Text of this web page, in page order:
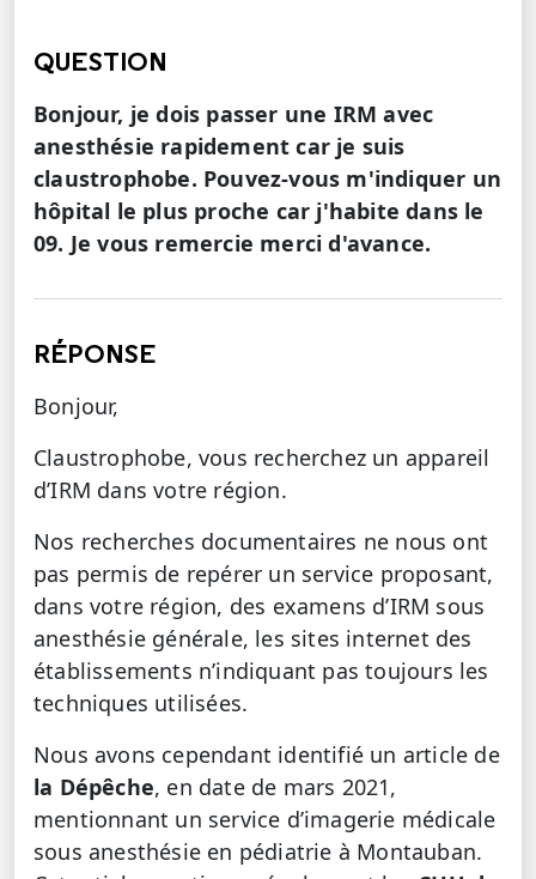
QUESTION
Bonjour, je dois passer une IRM avec
anesthésie rapidement car je suis
claustrophobe. Pouvez-vous m'indiquer un
hôpital le plus proche car j'habite dans le
09. Je vous remercie merci d'avance.
RÉPONSE
Bonjour,
Claustrophobe, vous recherchez un appareil
d’IRM dans votre région.
Nos recherches documentaires ne nous ont
pas permis de repérer un service proposant,
dans votre région, des examens d’IRM sous
anesthésie générale, les sites internet des
établissements n’indiquant pas toujours les
techniques utilisées.
Nous avons cependant identifié un article de
la Dépêche, en date de mars 2021,
mentionnant un service d’imagerie médicale
sous anesthésie en pédiatrie à Montauban.